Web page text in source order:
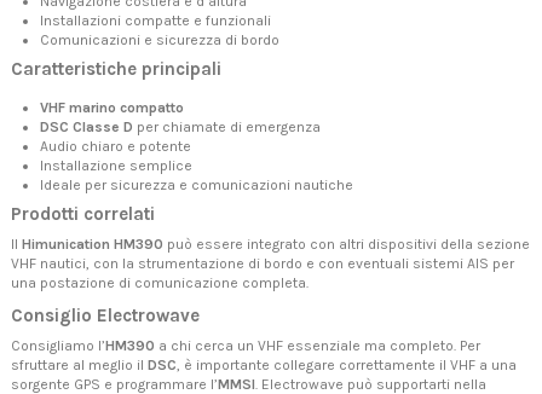
Installazioni compatte e funzionali
Comunicazioni e sicurezza di bordo
Caratteristiche principali
VHF marino compatto
DSC Classe D per chiamate di emergenza
Audio chiaro e potente
Installazione semplice
Ideale per sicurezza e comunicazioni nautiche
Prodotti correlati
Il Himunication HM390 può essere integrato con altri dispositivi della sezione
VHF nautici, con la strumentazione di bordo e con eventuali sistemi AIS per
una postazione di comunicazione completa.
Consiglio Electrowave
Consigliamo l’HM390 a chi cerca un VHF essenziale ma completo. Per
sfruttare al meglio il DSC, è importante collegare correttamente il VHF a una
sorgente GPS e programmare l’MMSI. Electrowave può supportarti nella